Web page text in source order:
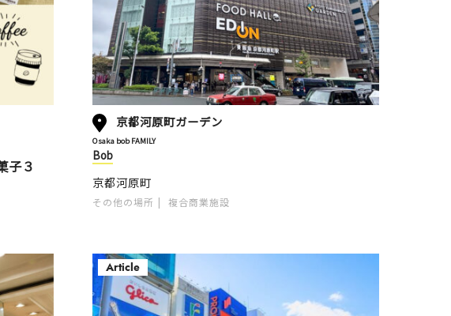
子３
京都河原町ガーデン
Osaka bob FAMILY
Bob
京都河原町
その他の場所 複合商業施設
Article